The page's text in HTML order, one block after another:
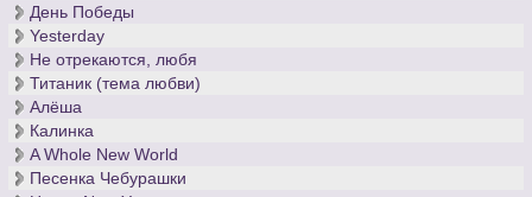
День Победы
Yesterday
Не отрекаются, любя
Титаник (тема любви)
Алёша
Калинка
A Whole New World
Песенка Чебурашки